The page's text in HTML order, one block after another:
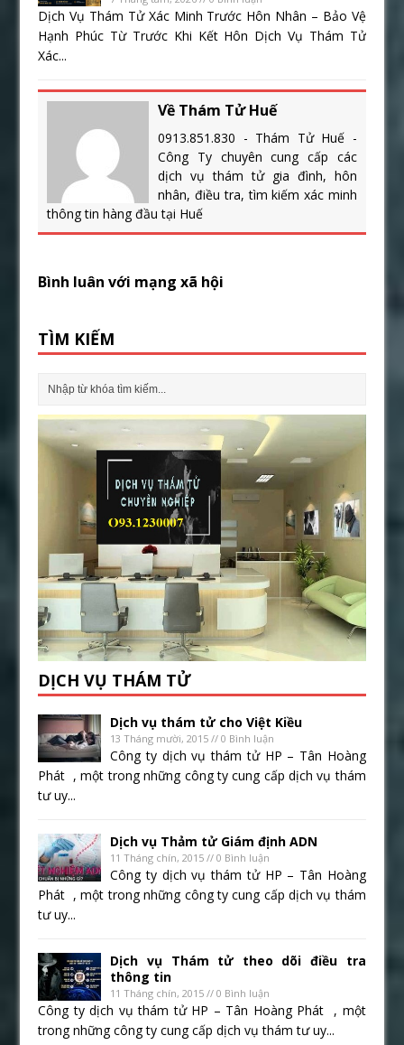
Dịch Vụ Thám Tử Xác Minh Trước Hôn Nhân – Bảo Vệ
Hạnh Phúc Từ Trước Khi Kết Hôn Dịch Vụ Thám Tử
Xác...
Về Thám Tử Huế
0913.851.830 - Thám Tử Huế -
Công Ty chuyên cung cấp các
dịch vụ thám tử gia đình, hôn
nhân, điều tra, tìm kiếm xác minh
thông tin hàng đầu tại Huế
Bình luân với mạng xã hội
TÌM KIẾM
DỊCH VỤ THÁM TỬ
Dịch vụ thám tử cho Việt Kiều
13 Tháng mười, 2015 // 0 Bình luận
Công ty dịch vụ thám tử HP – Tân Hoàng
Phát , một trong những công ty cung cấp dịch vụ thám
tư uy...
Dịch vụ Thảm tử Giám định ADN
11 Tháng chín, 2015 // 0 Bình luận
Công ty dịch vụ thám tử HP – Tân Hoàng
Phát , một trong những công ty cung cấp dịch vụ thám
tư uy...
Dịch vụ Thám tử theo dõi điều tra
thông tin
11 Tháng chín, 2015 // 0 Bình luận
Công ty dịch vụ thám tử HP – Tân Hoàng Phát , một
trong những công ty cung cấp dịch vụ thám tư uy...